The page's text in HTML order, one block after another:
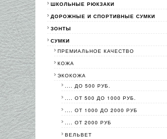
ШКОЛЬНЫЕ РЮКЗАКИ
ДОРОЖНЫЕ И СПОРТИВНЫЕ СУМКИ
ЗОНТЫ
СУМКИ
ПРЕМИАЛЬНОЕ КАЧЕСТВО
КОЖА
ЭКОКОЖА
.... ДО 500 РУБ.
.... ОТ 500 ДО 1000 РУБ.
.... ОТ 1000 ДО 2000 РУБ
.... ОТ 2000 РУБ
ВЕЛЬВЕТ